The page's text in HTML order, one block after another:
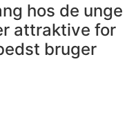
hos de unge
attraktive for
bruger